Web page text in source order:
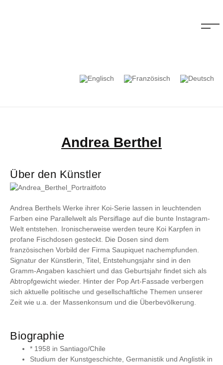
Andrea Berthel
Über den Künstler
Andrea Berthels Werke ihrer Koi-Serie lassen in leuchtenden
Farben eine Parallelwelt als Persiflage auf die bunte Instagram-
Welt entstehen. Ironischerweise werden teure Koi Karpfen in
profane Fischdosen gesteckt. Die Dosen sind dem
französischen Vorbild der Firma Saupiquet nachempfunden.
Signatur der Künstlerin, Titel, Entstehungsjahr sind in den
Gramm-Angaben kaschiert und das Geburtsjahr findet sich als
Abtropfgewicht wieder. Hinter der Pop Art-Fassade verbergen
sich aktuelle politische und gesellschaftliche Themen unserer
Zeit wie u.a. der Massenkonsum und die Überbevölkerung.
Biographie
* 1958 in Santiago/Chile
Studium der Kunstgeschichte, Germanistik und Anglistik in